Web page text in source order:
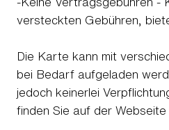
versteckten Gebühren,
Die Karte kann mit
bei Bedarf aufgeladen
jedoch keinerlei
finden Sie auf der Webseite